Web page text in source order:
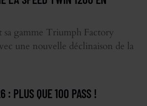
gamme Triumph Factory
une nouvelle déclinaison de la
: PLUS QUE 100 PASS !